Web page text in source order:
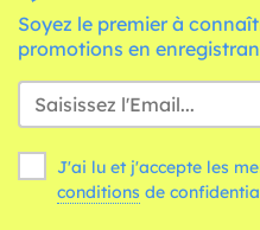
Soyez le premier à
promotions en
J'ai lu et j'accepte les
conditions de